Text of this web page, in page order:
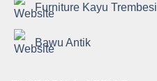
Furniture Kayu Trembesi
Bawu Antik